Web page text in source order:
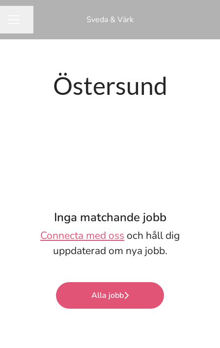
Sveda & Värk
Östersund
Inga matchande jobb
Connecta med oss och håll dig
uppdaterad om nya jobb.
Alla jobb